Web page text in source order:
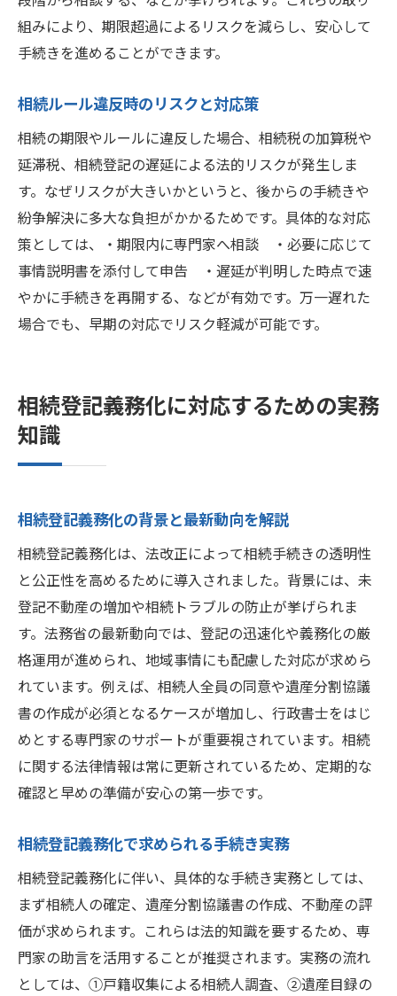
組みにより、期限超過によるリスクを減らし、安心して
手続きを進めることができます。
相続ルール違反時のリスクと対応策
相続の期限やルールに違反した場合、相続税の加算税や
延滞税、相続登記の遅延による法的リスクが発生しま
す。なぜリスクが大きいかというと、後からの手続きや
紛争解決に多大な負担がかかるためです。具体的な対応
策としては、・期限内に専門家へ相談 ・必要に応じて
事情説明書を添付して申告 ・遅延が判明した時点で速
やかに手続きを再開する、などが有効です。万一遅れた
場合でも、早期の対応でリスク軽減が可能です。
相続登記義務化に対応するための実務
知識
相続登記義務化の背景と最新動向を解説
相続登記義務化は、法改正によって相続手続きの透明性
と公正性を高めるために導入されました。背景には、未
登記不動産の増加や相続トラブルの防止が挙げられま
す。法務省の最新動向では、登記の迅速化や義務化の厳
格運用が進められ、地域事情にも配慮した対応が求めら
れています。例えば、相続人全員の同意や遺産分割協議
書の作成が必須となるケースが増加し、行政書士をはじ
めとする専門家のサポートが重要視されています。相続
に関する法律情報は常に更新されているため、定期的な
確認と早めの準備が安心の第一歩です。
相続登記義務化で求められる手続き実務
相続登記義務化に伴い、具体的な手続き実務としては、
まず相続人の確定、遺産分割協議書の作成、不動産の評
価が求められます。これらは法的知識を要するため、専
門家の助言を活用することが推奨されます。実務の流れ
としては、①戸籍収集による相続人調査、②遺産目録の